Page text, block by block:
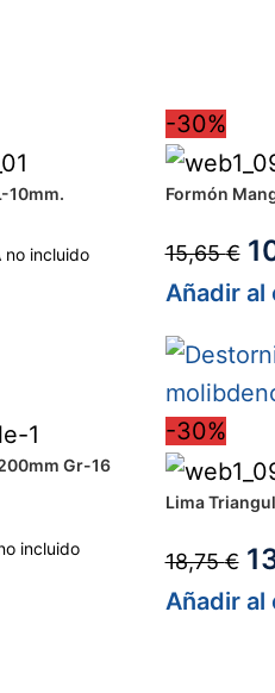
10mm.
no incluido
-30%
Formón
15,65€
Añadir al
Gr-16
incluido
-30%
Lima
18,75€
Añadir al